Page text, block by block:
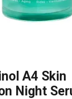
A4 Skin
Night